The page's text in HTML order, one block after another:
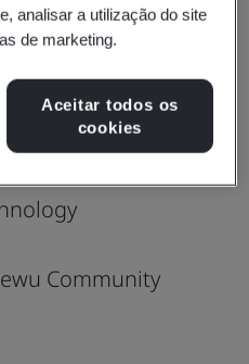
Compartilhar:
Community
analisar a utilização do site
de marketing.
Aceitar todos os
cookies